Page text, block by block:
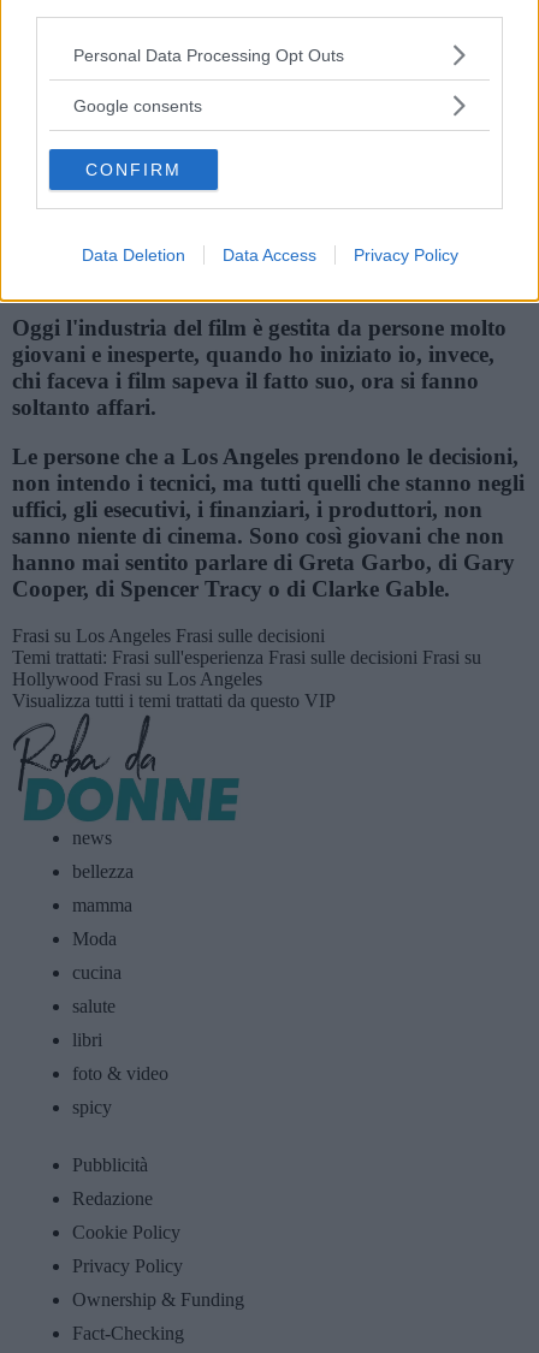
Please note that this website/app uses one or more Google
not limited to your visit or usage behaviour. You may click to
use your data for below specified purposes in below Google
consent section.
Personal Data Processing Opt Outs
Google consents
CONFIRM
Data Deletion Data Access Privacy Policy
ruolo del protagonista. Naturalmente non è colpa
sua.
Frasi sull'esperienza
Non sono critico verso Hollywood. Sono critico
verso le decisioni prese da persone che non sono in
Oggi l'industria del film è gestita da persone molto
giovani e inesperte, quando ho iniziato io, invece,
chi faceva i film sapeva il fatto suo, ora si fanno
soltanto affari.
Le persone che a Los Angeles prendono le decisioni,
non intendo i tecnici, ma tutti quelli che stanno negli
uffici, gli esecutivi, i finanziari, i produttori, non
sanno niente di cinema. Sono così giovani che non
hanno mai sentito parlare di Greta Garbo, di Gary
Cooper, di Spencer Tracy o di Clarke Gable.
Frasi su Los Angeles Frasi sulle decisioni
Temi trattati: Frasi sull'esperienza Frasi sulle decisioni Frasi su
Hollywood Frasi su Los Angeles
Visualizza tutti i temi trattati da questo VIP
news
bellezza
mamma
Moda
cucina
salute
libri
foto & video
spicy
Pubblicità
Redazione
Cookie Policy
Privacy Policy
Ownership & Funding
Fact-Checking